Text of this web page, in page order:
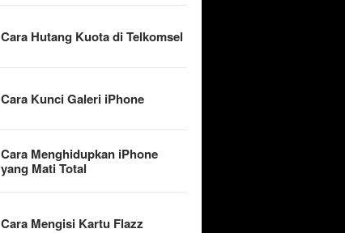
Cara Hutang Kuota di Telkomsel
Cara Kunci Galeri iPhone
Cara Menghidupkan iPhone
yang Mati Total
Cara Mengisi Kartu Flazz